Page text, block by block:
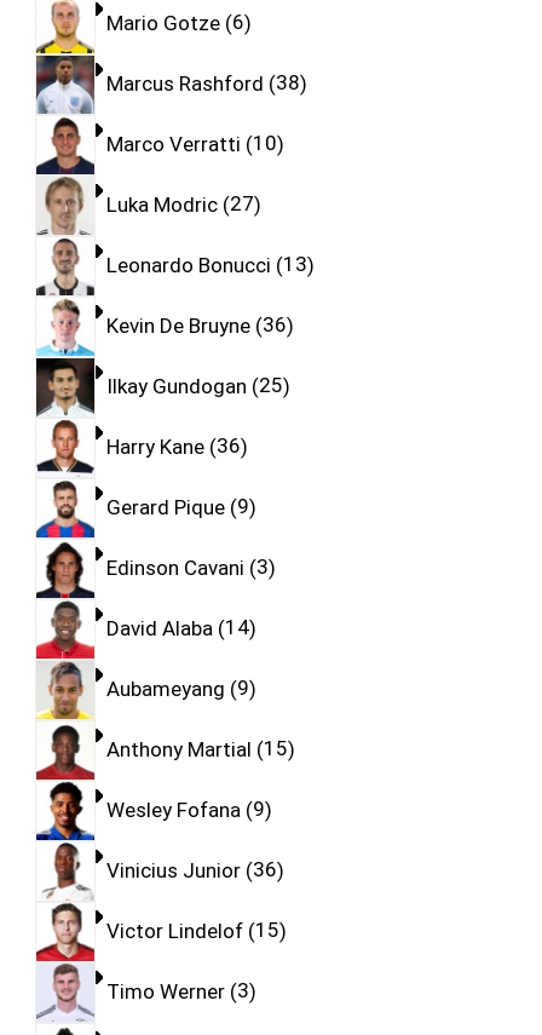
Mario Gotze 6
Marcus Rashford 38
Marco Verratti 10
Luka Modric 27
Leonardo Bonucci 13
Kevin De Bruyne 36
Ilkay Gundogan 25
Harry Kane 36
Gerard Pique 9
Edinson Cavani 3
David Alaba 14
Aubameyang 9
Anthony Martial 15
Wesley Fofana 9
Vinicius Junior 36
Victor Lindelof 15
Timo Werner 3